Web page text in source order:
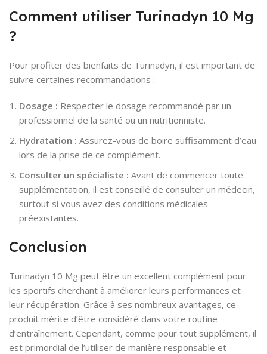
Comment utiliser Turinadyn 10 Mg
?
Pour profiter des bienfaits de Turinadyn, il est important de
suivre certaines recommandations :
Dosage : Respecter le dosage recommandé par un
professionnel de la santé ou un nutritionniste.
Hydratation : Assurez-vous de boire suffisamment d’eau
lors de la prise de ce complément.
Consulter un spécialiste : Avant de commencer toute
supplémentation, il est conseillé de consulter un médecin,
surtout si vous avez des conditions médicales
préexistantes.
Conclusion
Turinadyn 10 Mg peut être un excellent complément pour
les sportifs cherchant à améliorer leurs performances et
leur récupération. Grâce à ses nombreux avantages, ce
produit mérite d’être considéré dans votre routine
d’entraînement. Cependant, comme pour tout supplément, il
est primordial de l’utiliser de manière responsable et